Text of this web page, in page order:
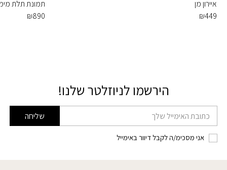
איירון מן
₪449
תמונת תלת
₪890
הירשמו לניוזלטר שלנו!
דוא׳׳ל שליחה
אני מסכימ/ה לקבל דיוור באימייל